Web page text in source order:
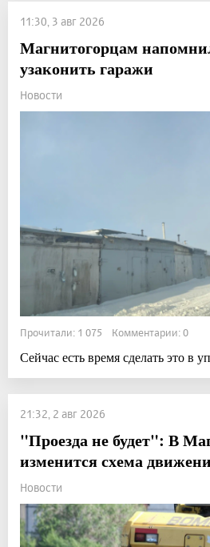
11:30, 3 авг 2026
Магнитогорцам
узаконить гаражи
Новости
Прочитали: 1 075 Комментарии: 0
Сейчас есть время сделать это в
21:32, 2 авг 2026
"Проезда не будет": В
изменится схема
Новости